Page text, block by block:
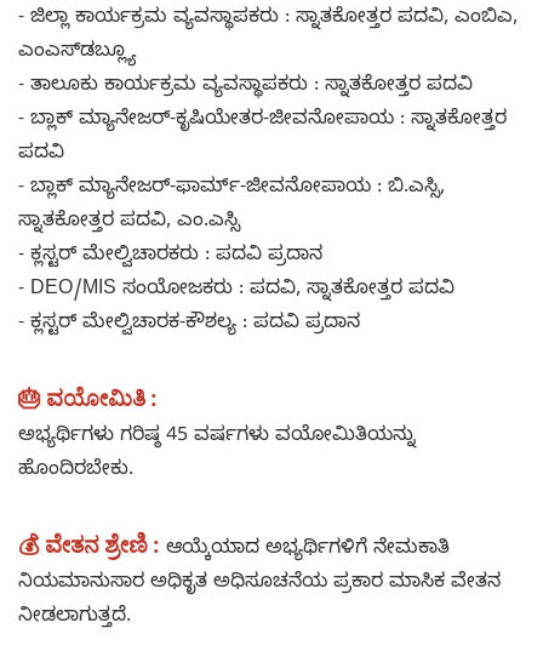
- ಜಿಲ್ಲಾ ಕಾರ್ಯಕ್ರಮ ವ್ಯವಸ್ಥಾಪಕರು : ಸ್ನಾತಕೋತ್ತರ ಪದವಿ, ಎಂಬಿಎ,
ಎಂಎಸ್‌ಡಬ್ಲ್ಯೂ
- ತಾಲೂಕು ಕಾರ್ಯಕ್ರಮ ವ್ಯವಸ್ಥಾಪಕರು : ಸ್ನಾತಕೋತ್ತರ ಪದವಿ
- ಬ್ಲಾಕ್ ಮ್ಯಾನೇಜರ್-ಕೃಷಿಯೇತರ-ಜೀವನೋಪಾಯ : ಸ್ನಾತಕೋತ್ತರ
ಪದವಿ
- ಬ್ಲಾಕ್ ಮ್ಯಾನೇಜರ್-ಫಾರ್ಮ್-ಜೀವನೋಪಾಯ : ಬಿ.ಎಸ್ಸಿ,
ಸ್ನಾತಕೋತ್ತರ ಪದವಿ, ಎಂ.ಎಸ್ಸಿ
- ಕ್ಲಸ್ಟರ್ ಮೇಲ್ವಿಚಾರಕರು : ಪದವಿ ಪ್ರದಾನ
- DEO/MIS ಸಂಯೋಜಕರು : ಪದವಿ, ಸ್ನಾತಕೋತ್ತರ ಪದವಿ
- ಕ್ಲಸ್ಟರ್ ಮೇಲ್ವಿಚಾರಕ-ಕೌಶಲ್ಯ : ಪದವಿ ಪ್ರದಾನ
🎂 ವಯೋಮಿತಿ :
ಅಭ್ಯರ್ಥಿಗಳು ಗರಿಷ್ಠ 45 ವರ್ಷಗಳು ವಯೋಮಿತಿಯನ್ನು
ಹೊಂದಿರಬೇಕು.
💰 ವೇತನ ಶ್ರೇಣಿ : ಆಯ್ಕೆಯಾದ ಅಭ್ಯರ್ಥಿಗಳಿಗೆ ನೇಮಕಾತಿ
ನಿಯಮಾನುಸಾರ ಅಧಿಕೃತ ಅಧಿಸೂಚನೆಯ ಪ್ರಕಾರ ಮಾಸಿಕ ವೇತನ
ನೀಡಲಾಗುತ್ತದೆ.